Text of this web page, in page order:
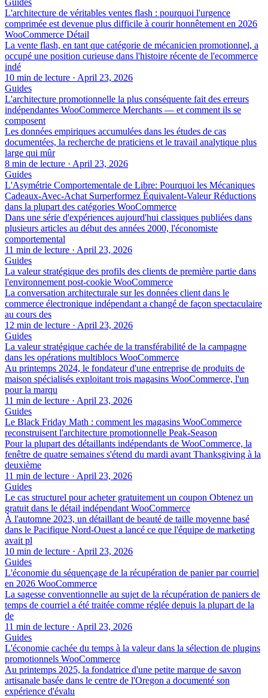
L'architecture de véritables ventes flash : pourquoi l'urgence
comprimée est devenue plus difficile à courir honnêtement en 2026
WooCommerce Détail
La vente flash, en tant que catégorie de mécanicien promotionnel, a
occupé une position curieuse dans l'histoire récente de l'ecommerce
indé
10 min de lecture · April 23, 2026
Guides
L'architecture promotionnelle la plus conséquente fait des erreurs
indépendantes WooCommerce Merchants — et comment ils se
composent
Les données empiriques accumulées dans les études de cas
documentées, la recherche de praticiens et le travail analytique plus
large qui mûr
8 min de lecture · April 23, 2026
Guides
L'Asymétrie Comportementale de Libre: Pourquoi les Mécaniques
Cadeaux-Avec-Achat Surperformez Équivalent-Valeur Réductions
dans la plupart des catégories WooCommerce
Dans une série d'expériences aujourd'hui classiques publiées dans
plusieurs articles au début des années 2000, l'économiste
comportemental
11 min de lecture · April 23, 2026
Guides
La valeur stratégique des profils des clients de première partie dans
l'environnement post-cookie WooCommerce
La conversation architecturale sur les données client dans le
commerce électronique indépendant a changé de façon spectaculaire
au cours des
12 min de lecture · April 23, 2026
Guides
La valeur stratégique cachée de la transférabilité de la campagne
dans les opérations multiblocs WooCommerce
Au printemps 2024, le fondateur d'une entreprise de produits de
maison spécialisés exploitant trois magasins WooCommerce, l'un
pour la marqu
11 min de lecture · April 23, 2026
Guides
Le Black Friday Math : comment les magasins WooCommerce
reconstruisent l'architecture promotionnelle Peak-Season
Pour la plupart des détaillants indépendants de WooCommerce, la
fenêtre de quatre semaines s'étend du mardi avant Thanksgiving à la
deuxième
11 min de lecture · April 23, 2026
Guides
Le cas structurel pour acheter gratuitement un coupon Obtenez un
gratuit dans le détail indépendant WooCommerce
À l'automne 2023, un détaillant de beauté de taille moyenne basé
dans le Pacifique Nord-Ouest a lancé ce que l'équipe de marketing
avait pl
10 min de lecture · April 23, 2026
Guides
L'économie du séquençage de la récupération de panier par courriel
en 2026 WooCommerce
La sagesse conventionnelle au sujet de la récupération de paniers de
temps de courriel a été traitée comme réglée depuis la plupart de la
de
11 min de lecture · April 23, 2026
Guides
L'économie cachée du temps à la valeur dans la sélection de plugins
promotionnels WooCommerce
Au printemps 2025, la fondatrice d'une petite marque de savon
artisanale basée dans le centre de l'Oregon a documenté son
expérience d'évalu